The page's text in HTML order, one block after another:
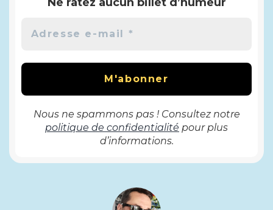
Nous ne spammons pas ! Consultez notre
politique de confidentialité pour plus
d’informations.